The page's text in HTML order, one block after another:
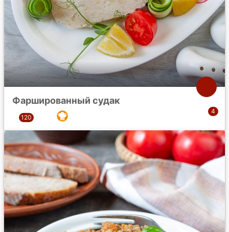
Фаршированный судак